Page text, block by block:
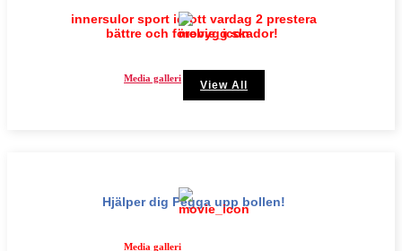
innersulor sport idrott vardag 2 prestera
bättre och förebygg skador!
Media galleri
View All
Hjälper dig Pegga upp bollen!
Media galleri